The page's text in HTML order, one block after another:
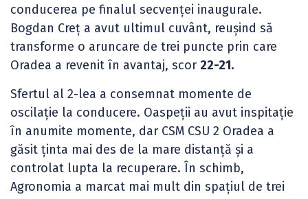
conducerea pe finalul secvenței inaugurale.
Bogdan Creț a avut ultimul cuvânt, reușind să
transforme o aruncare de trei puncte prin care
Oradea a revenit în avantaj, scor 22-21.
Sfertul al 2-lea a consemnat momente de
oscilație la conducere. Oaspeții au avut inspitație
în anumite momente, dar CSM CSU 2 Oradea a
găsit ținta mai des de la mare distanță și a
controlat lupta la recuperare. În schimb,
Agronomia a marcat mai mult din spațiul de trei